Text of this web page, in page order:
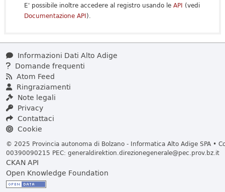
E' possibile inoltre accedere al registro usando le API (vedi
Documentazione API).
Informazioni Dati Alto Adige
Domande frequenti
Atom Feed
Ringraziamenti
Note legali
Privacy
Contattaci
Cookie
© 2025 Provincia autonoma di Bolzano - Informatica Alto Adige SPA •
00390090215 PEC: generaldirektion.direzionegenerale@pec.prov.bz.it
CKAN API
Open Knowledge Foundation